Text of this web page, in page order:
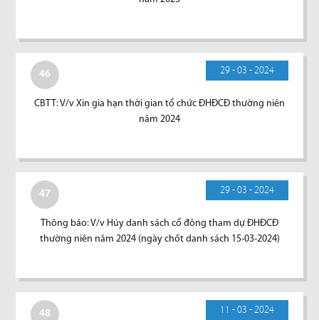
46 29 - 03 - 2024
CBTT: V/v Xin gia hạn thời gian tổ chức ĐHĐCĐ thường niên
năm 2024
47 29 - 03 - 2024
Thông báo: V/v Hủy danh sách cổ đông tham dự ĐHĐCĐ
thường niên năm 2024 (ngày chốt danh sách 15-03-2024)
48 11 - 03 - 2024